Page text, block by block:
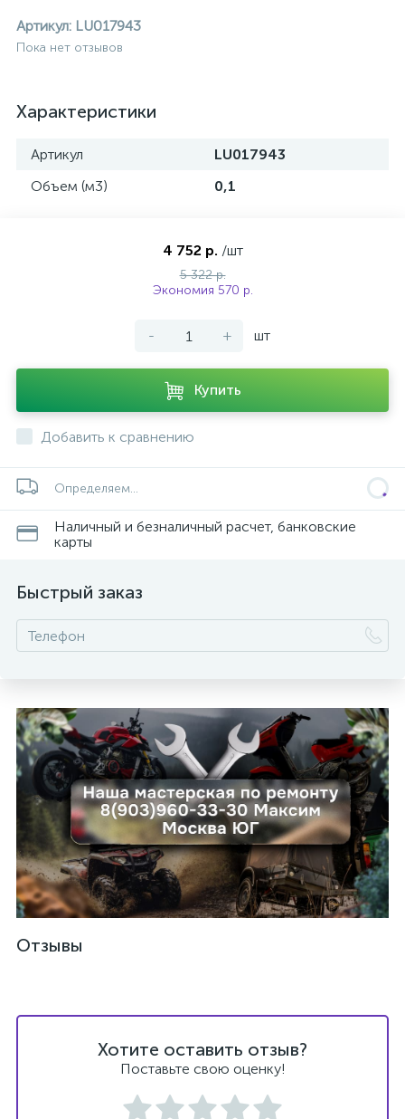
Артикул: LU017943
Пока нет отзывов
Характеристики
Артикул
LU017943
Объем (м3)
0,1
4 752 р. /шт
5 322 р.
Экономия 570 р.
- + шт
Купить
Добавить к сравнению
Определяем...
Наличный и безналичный расчет, банковские
карты
Быстрый заказ
Отзывы
Хотите оставить отзыв?
Поставьте свою оценку!